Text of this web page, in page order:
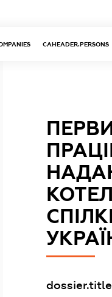
CAHEADER.PERSONS
dossier.title